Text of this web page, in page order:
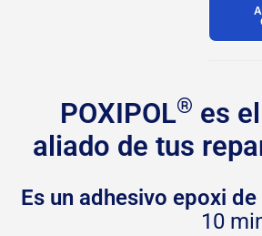
POXIPOL® es
aliado de tus
Es un adhesivo epoxi
10